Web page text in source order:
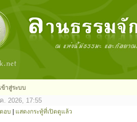
เข้าสู่ระบบ
. 2026, 17:55
อบ แสดงกระทู้ที่เปิดดูแล้ว